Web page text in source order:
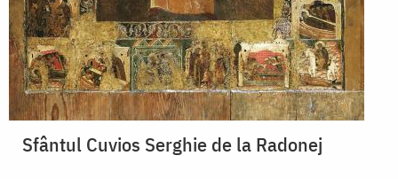
Sfântul Cuvios Serghie de la Radonej